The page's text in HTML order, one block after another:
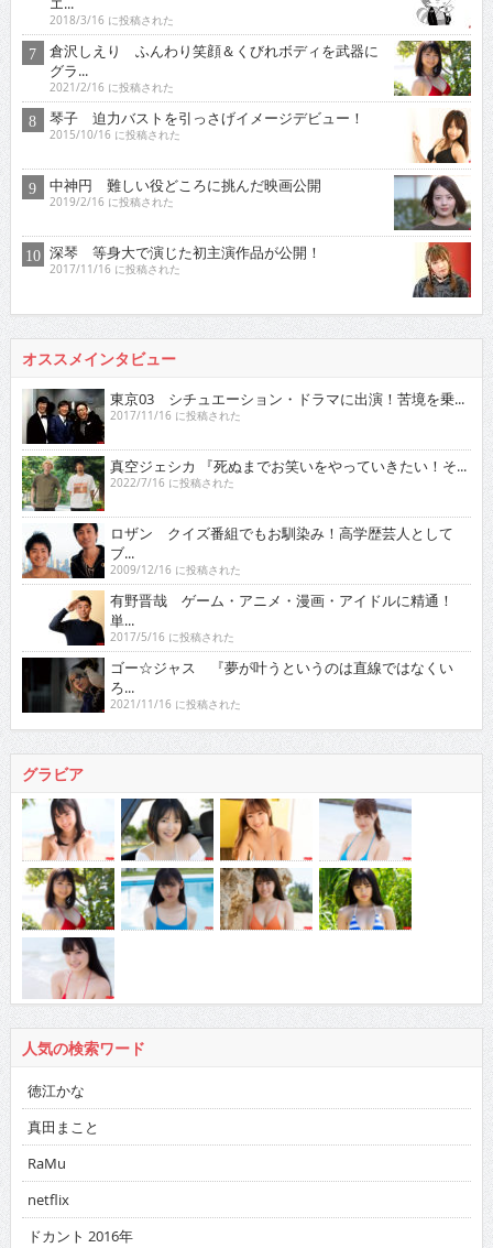
2018/3/16 に投稿された
倉沢しえり ふんわり笑顔＆くびれボディを武器に
グラ...
2021/2/16 に投稿された
琴子 迫力バストを引っさげイメージデビュー！
2015/10/16 に投稿された
中神円 難しい役どころに挑んだ映画公開
2019/2/16 に投稿された
深琴 等身大で演じた初主演作品が公開！
2017/11/16 に投稿された
オススメインタビュー
東京03 シチュエーション・ドラマに出演！苦境を乗...
2017/11/16 に投稿された
真空ジェシカ 『死ぬまでお笑いをやっていきたい！そ...
2022/7/16 に投稿された
ロザン クイズ番組でもお馴染み！高学歴芸人として
ブ...
2009/12/16 に投稿された
有野晋哉 ゲーム・アニメ・漫画・アイドルに精通！
単...
2017/5/16 に投稿された
ゴー☆ジャス 『夢が叶うというのは直線ではなくい
ろ...
2021/11/16 に投稿された
グラビア
人気の検索ワード
徳江かな
真田まこと
RaMu
netflix
ドカント 2016年